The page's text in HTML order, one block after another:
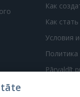
Как
Как
Условия
Pārvaldīt